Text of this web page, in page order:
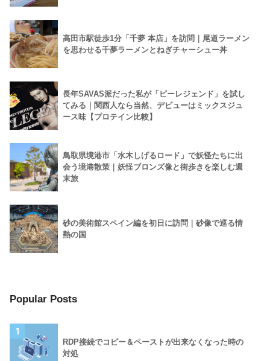
高田市駅徒歩1分「千夢 本店」を訪問｜尾道ラーメン
を思わせる千夢ラーメンとねぎチャーシュー丼
長年SAVAS派だった私が「ビーレジェンド」を試し
てみる｜関西人なら当然、デビューはミックスジュ
ース味【プロテイン比較】
鳥取県境港市「水木しげるロード」で妖怪たちに出
会う境港散策｜妖怪ブロンズ像と街歩きを楽しむ週
末旅
砂の美術館スペイン編を初日に訪問｜砂像で巡る情
熱の国
Popular Posts
1
RDP接続でコピー＆ペーストが出来なくなった時の
対処